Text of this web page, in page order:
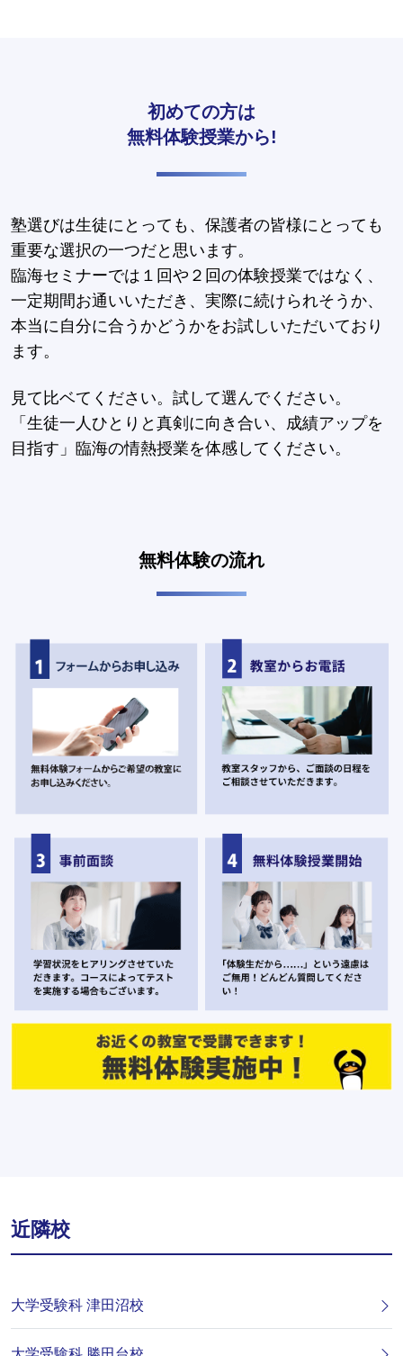
初めての方は
無料体験授業から!
塾選びは生徒にとっても、保護者の皆様にとっても
重要な選択の一つだと思います。
臨海セミナーでは１回や２回の体験授業ではなく、
一定期間お通いいただき、実際に続けられそうか、
本当に自分に合うかどうかをお試しいただいており
ます。
見て比ベてください。試して選んでください。
「生徒一人ひとりと真剣に向き合い、成績アップを
目指す」臨海の情熱授業を体感してください。
無料体験の流れ
近隣校
大学受験科 津田沼校